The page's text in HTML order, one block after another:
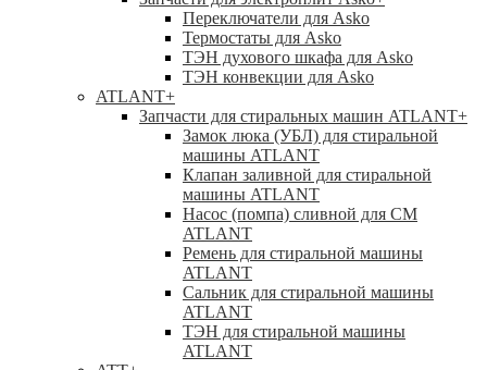
Переключатели для Asko
Термостаты для Asko
ТЭН духового шкафа для Asko
ТЭН конвекции для Asko
ATLANT+
Запчасти для стиральных машин ATLANT+
Замок люка (УБЛ) для стиральной
машины ATLANT
Клапан заливной для стиральной
машины ATLANT
Насос (помпа) сливной для СМ
ATLANT
Ремень для стиральной машины
ATLANT
Сальник для стиральной машины
ATLANT
ТЭН для стиральной машины
ATLANT